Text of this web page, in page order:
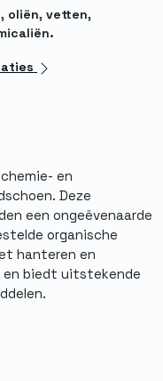
oliën, vetten,
en
Deze
een ongeëvenaarde
organische
hanteren en
en biedt uitstekende